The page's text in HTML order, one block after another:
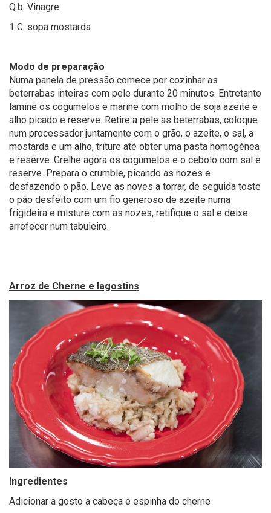
Q.b. Vinagre
1 C. sopa mostarda
Modo de preparação
Numa panela de pressão comece por cozinhar as
beterrabas inteiras com pele durante 20 minutos. Entretanto
lamine os cogumelos e marine com molho de soja azeite e
alho picado e reserve. Retire a pele as beterrabas, coloque
num processador juntamente com o grão, o azeite, o sal, a
mostarda e um alho, triture até obter uma pasta homogénea
e reserve. Grelhe agora os cogumelos e o cebolo com sal e
reserve. Prepara o crumble, picando as nozes e
desfazendo o pão. Leve as noves a torrar, de seguida toste
o pão desfeito com um fio generoso de azeite numa
frigideira e misture com as nozes, retifique o sal e deixe
arrefecer num tabuleiro.
Arroz de Cherne e lagostins
Ingredientes
Adicionar a gosto a cabeça e espinha do cherne